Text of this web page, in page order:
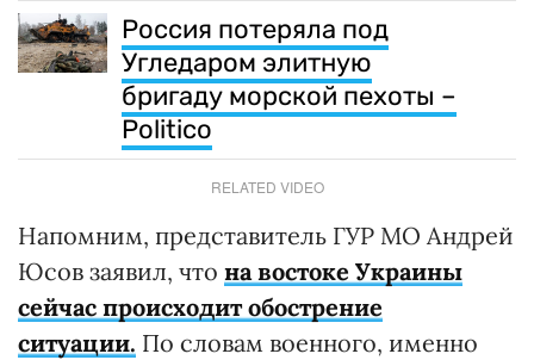
Россия потеряла под
Угледаром элитную
бригаду морской пехоты –
Politico
RELATED VIDEO
Напомним, представитель ГУР МО Андрей
Юсов заявил, что на востоке Украины
сейчас происходит обострение
ситуации. По словам военного, именно